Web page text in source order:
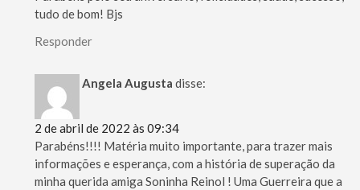
tudo de bom! Bjs
Responder
Angela Augusta disse:
2 de abril de 2022 às 09:34
Parabéns!!!! Matéria muito importante, para trazer mais
informações e esperança, com a história de superação da
minha querida amiga Soninha Reinol ! Uma Guerreira que a